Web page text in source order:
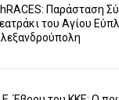
Παράσταση
του Αγίου